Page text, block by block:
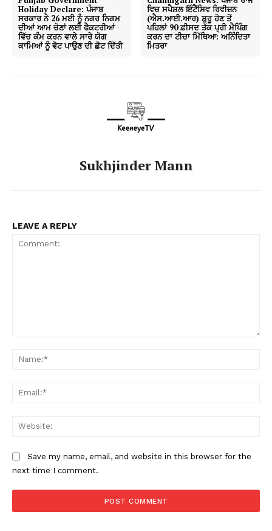
Holiday Declare: ਪੰਜਾਬ
ਸਰਕਾਰ ਨੇ 26 ਮਈ ਨੂੰ ਨਗਰ ਨਿਗਮ
ਦੀਆਂ ਆਮ ਚੋਣਾਂ ਲਈ ਫੈਕਟਰੀਆਂ
ਵਿੱਚ ਕੰਮ ਕਰਨ ਵਾਲੇ ਸਾਰੇ ਯੋਗ
ਕਾਮਿਆਂ ਨੂੰ ਵੋਟ ਪਾਉਣ ਦੀ ਛੋਟ ਦਿੱਤੀ
ਵਿਚ ਸਪੈਸ਼ਲ ਇੰਟੈਂਸਿਵ ਰਿਵੀਜ਼ਨ
(ਐਸ.ਆਈ.ਆਰ) ਸ਼ੁਰੂ ਹੋਣ ਤੋਂ
ਪਹਿਲਾਂ 90 ਫ਼ੀਸਦ ਤੱਕ ਪ੍ਰੀ ਮੈਪਿੰਗ
ਕਰਨ ਦਾ ਟੀਚਾ ਮਿੱਥਿਆ: ਅਨਿੰਦਿਤਾ
ਮਿਤਰਾ
Sukhjinder Mann
LEAVE A REPLY
Save my name, email, and website in this browser for the
next time I comment.